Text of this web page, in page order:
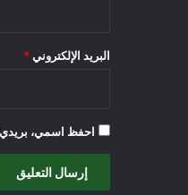
البريد الإلكتروني *
احفظ اسمي، بريدي